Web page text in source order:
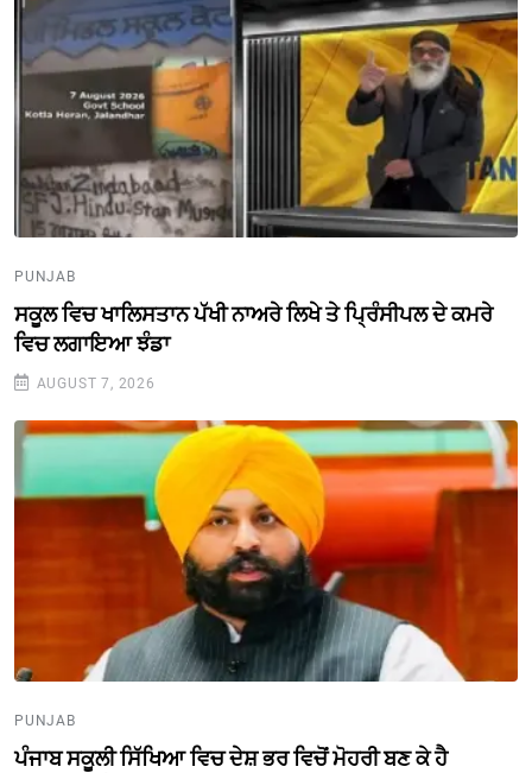
PUNJAB
ਸਕੂਲ ਵਿਚ ਖਾਲਿਸਤਾਨ ਪੱਖੀ ਨਾਅਰੇ ਲਿਖੇ ਤੇ ਪ੍ਰਿੰਸੀਪਲ ਦੇ ਕਮਰੇ
ਵਿਚ ਲਗਾਇਆ ਝੰਡਾ
AUGUST 7, 2026
PUNJAB
ਪੰਜਾਬ ਸਕੂਲੀ ਸਿੱਖਿਆ ਵਿਚ ਦੇਸ਼ ਭਰ ਵਿਚੋਂ ਮੋਹਰੀ ਬਣ ਕੇ ਹੈ